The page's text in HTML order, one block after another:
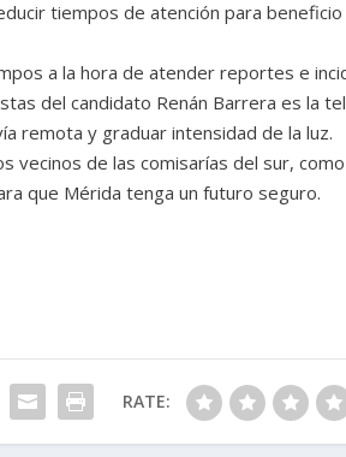
tiempos de atención para beneficio
a la hora de atender reportes e
del candidato Renán Barrera es la
remota y graduar intensidad de la luz.
vecinos de las comisarías del sur,
que Mérida tenga un futuro seguro.
RATE: